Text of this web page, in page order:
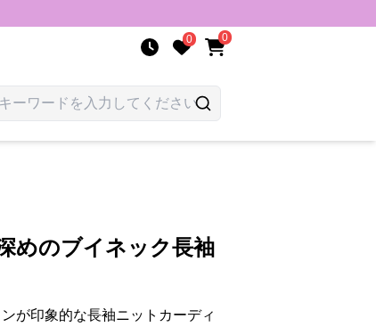
0 0
めのブイネック長袖
が印象的な長袖ニットカーディ